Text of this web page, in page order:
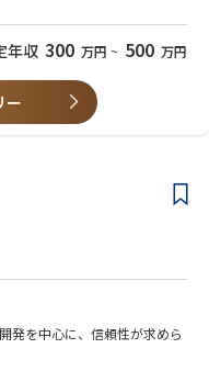
年収 300 万円 ~ 500 万円
ー
発を中心に、信頼性が求めら